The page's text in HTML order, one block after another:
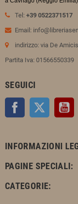
Tel: +39 0522371517
Email:
indirizzo: via De
Partita Iva: 01566550339
SEGUICI
Facebook Twitter
INFORMAZIONI
PAGINE SPECIALI:
CATEGORIE: